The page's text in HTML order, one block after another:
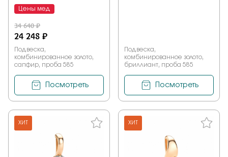
Цены мед
34 640 ₽
24 248 ₽
Подвеска,
комбинированное золото,
сапфир, проба 585
Посмотреть
Подвеска,
комбинированное золото,
бриллиант, проба 585
Посмотреть
ХИТ ХИТ